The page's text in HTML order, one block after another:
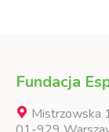
Fundacja
Mistrzowska